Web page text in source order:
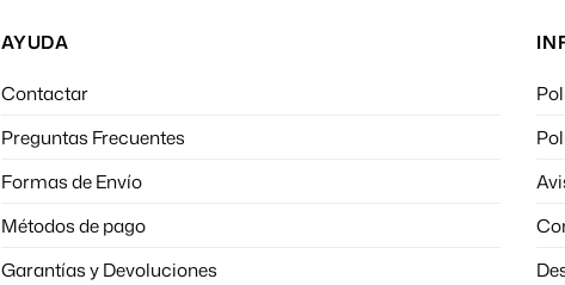
AYUDA
Contactar
Preguntas Frecuentes
Formas de Envío
Métodos de pago
Garantías y Devoluciones